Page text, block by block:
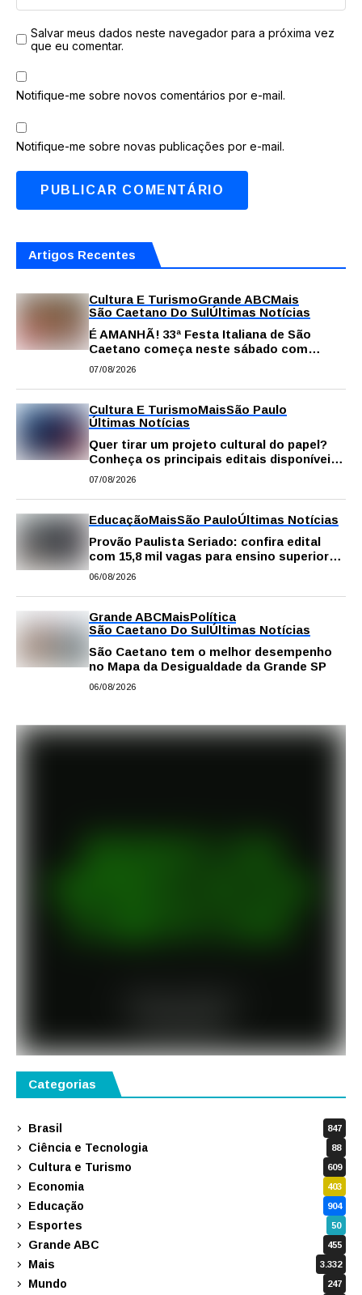
Salvar meus dados neste navegador para a próxima vez
que eu comentar.
Notifique-me sobre novos comentários por e-mail.
Notifique-me sobre novas publicações por e-mail.
Artigos Recentes
Cultura E TurismoGrande ABCMais
São Caetano Do SulÚltimas Notícias
É AMANHÃ! 33ª Festa Italiana de São
Caetano começa neste sábado com
gastronomia, música e solidariedade
07/08/2026
Cultura E TurismoMaisSão Paulo
Últimas Notícias
Quer tirar um projeto cultural do papel?
Conheça os principais editais disponíveis
em São Paulo
07/08/2026
EducaçãoMaisSão PauloÚltimas Notícias
Provão Paulista Seriado: confira edital
com 15,8 mil vagas para ensino superior
público
06/08/2026
Grande ABCMaisPolítica
São Caetano Do SulÚltimas Notícias
São Caetano tem o melhor desempenho
no Mapa da Desigualdade da Grande SP
06/08/2026
Categorias
Brasil 847
Ciência e Tecnologia 88
Cultura e Turismo 609
Economia 403
Educação 904
Esportes 50
Grande ABC 455
Mais 3.332
Mundo 247